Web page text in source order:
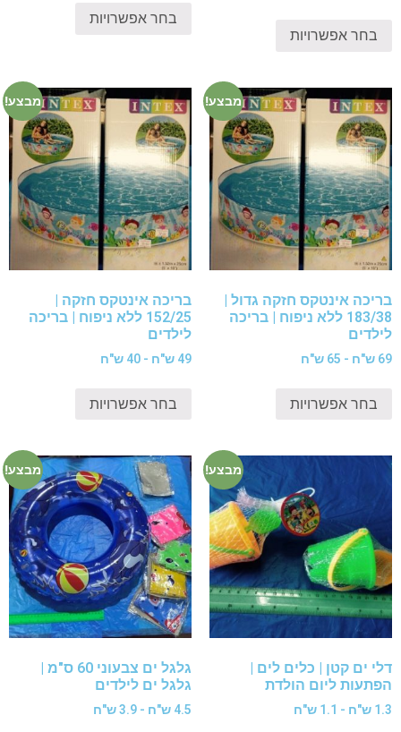
בחר אפשרויות
בחר אפשרויות
מבצע!
בריכה אינטקס חזקה גדול |
183/38 ללא ניפוח | בריכה
לילדים
69 ש"ח - 65 ש"ח
בחר אפשרויות
מבצע!
בריכה אינטקס חזקה |
152/25 ללא ניפוח | בריכה
לילדים
49 ש"ח - 40 ש"ח
בחר אפשרויות
מבצע!
דלי ים קטן | כלים לים |
הפתעות ליום הולדת
1.3 ש"ח - 1.1 ש"ח
מבצע!
גלגל ים צבעוני 60 ס"מ |
גלגל ים לילדים
4.5 ש"ח - 3.9 ש"ח